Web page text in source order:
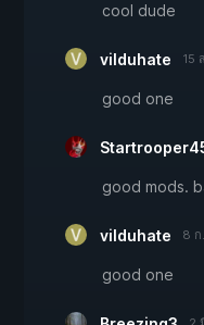
cool dude
vilduhate 15
good one
good mods.
vilduhate 8 ก
good one